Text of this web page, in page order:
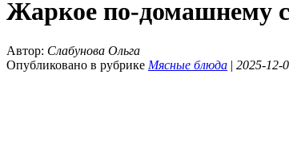
Жаркое по-домашнему
Автор: Слабунова Ольга
Опубликовано в рубрике Мясные блюда | 2025-12-